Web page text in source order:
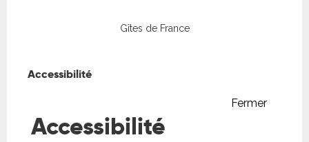
Gîtes de France
Accessibilité
Fermer
Accessibilité